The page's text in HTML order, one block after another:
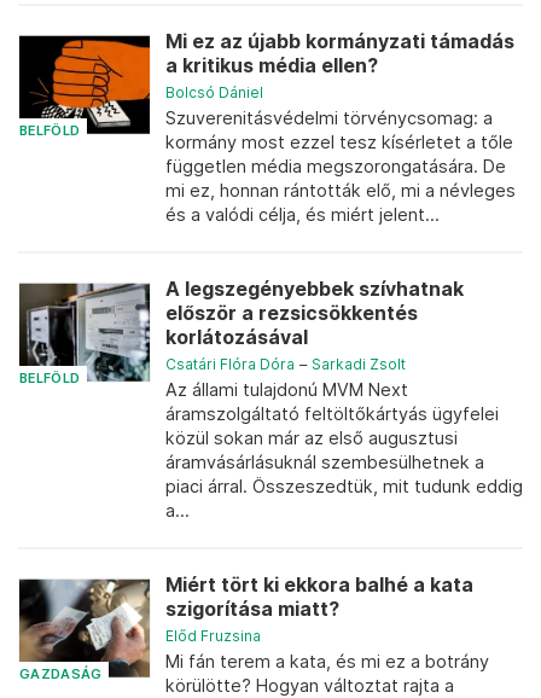
BELFÖLD
Mi ez az újabb kormányzati támadás
a kritikus média ellen?
Bolcsó Dániel
Szuverenitásvédelmi törvénycsomag: a
kormány most ezzel tesz kísérletet a tőle
független média megszorongatására. De
mi ez, honnan rántották elő, mi a névleges
és a valódi célja, és miért jelent...
BELFÖLD
A legszegényebbek szívhatnak
először a rezsicsökkentés
korlátozásával
Csatári Flóra Dóra – Sarkadi Zsolt
Az állami tulajdonú MVM Next
áramszolgáltató feltöltőkártyás ügyfelei
közül sokan már az első augusztusi
áramvásárlásuknál szembesülhetnek a
piaci árral. Összeszedtük, mit tudunk eddig
a...
GAZDASÁG
Miért tört ki ekkora balhé a kata
szigorítása miatt?
Előd Fruzsina
Mi fán terem a kata, és mi ez a botrány
körülötte? Hogyan változtat rajta a